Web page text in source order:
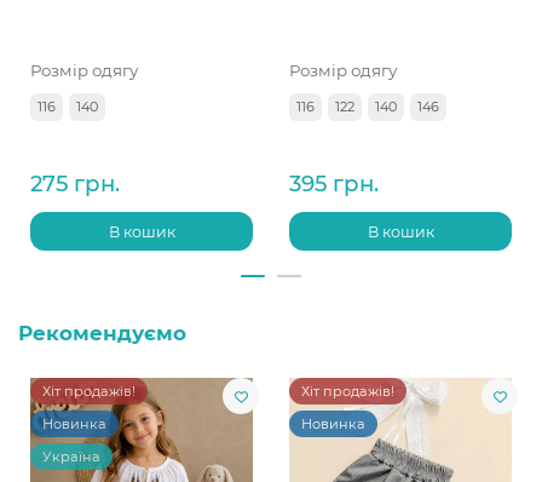
Розмір одягу
116 140
275 грн.
В кошик
Розмір одягу
116 122 140 146
395 грн.
В кошик
Рекомендуємо
Хіт продажів!
Новинка
Україна
Хіт продажів!
Новинка